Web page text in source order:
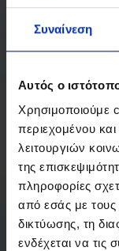
Συναίνεση
Αυτός ο
Χρησιμοποιούμε
περιεχομένου
λειτουργιών
της
πληροφορίες
από εσάς με τους
δικτύωσης, τη
ενδέχεται να